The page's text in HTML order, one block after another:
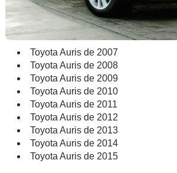
Toyota Auris de 2007
Toyota Auris de 2008
Toyota Auris de 2009
Toyota Auris de 2010
Toyota Auris de 2011
Toyota Auris de 2012
Toyota Auris de 2013
Toyota Auris de 2014
Toyota Auris de 2015